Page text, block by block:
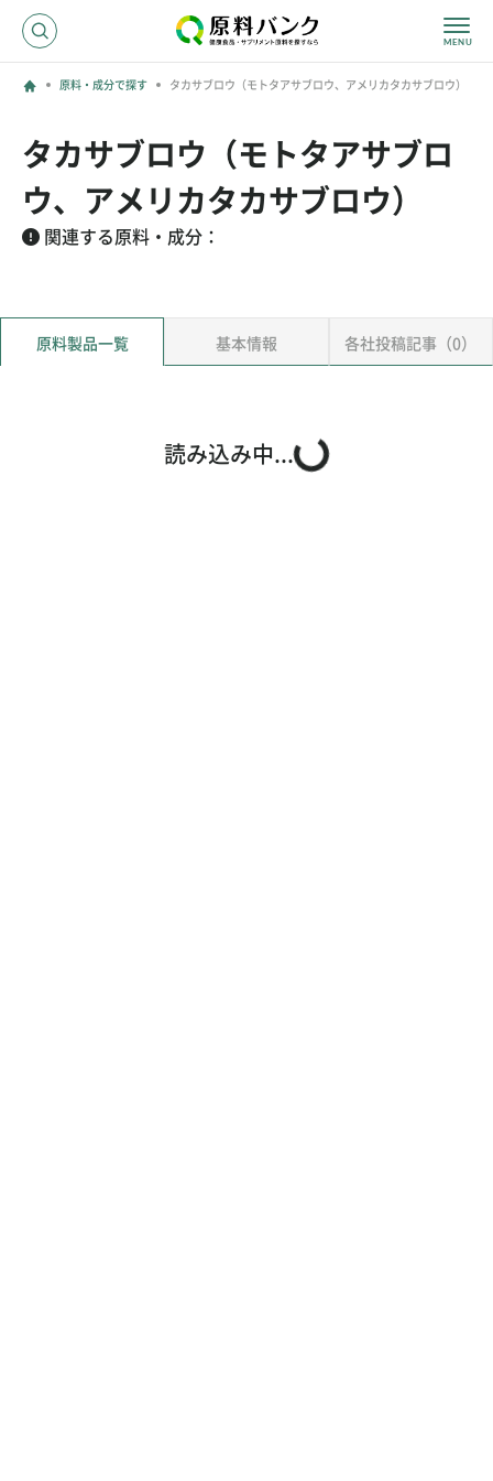
ホーム
運営からのお知らせ
サプライヤーの方へ
新規登録
原料・成分で探す タカサブロウ（モトタアサブロウ、アメリカタカサブロウ）
タカサブロウ（モトタアサブロ
ウ、アメリカタカサブロウ）
関連する原料・成分：
原料製品一覧 基本情報 各社投稿記事（0）
読み込み中...